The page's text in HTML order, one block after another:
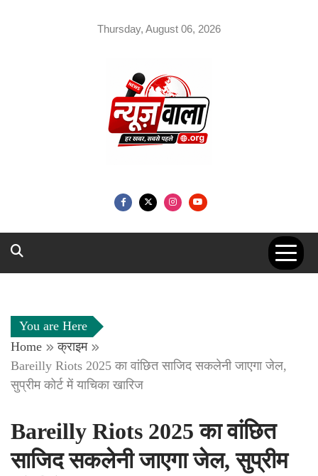
Thursday, August 06, 2026
You are Here
Home
क्राइम
Bareilly Riots 2025 का वांछित साजिद सकलेनी जाएगा जेल,
सुप्रीम कोर्ट में याचिका खारिज
Bareilly Riots 2025 का वांछित
साजिद सकलेनी जाएगा जेल, सुप्रीम